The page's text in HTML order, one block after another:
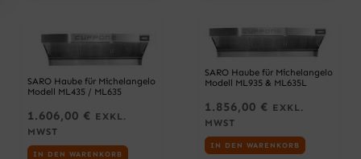
R
P
R
S
S
I
S
1
SARO Haube für Michelangelo
Modell ML435 / ML635
1.606,00 € EXKL.
MWST
IN DEN WARENKORB
SARO Haube für Michelangelo
Modell ML935 & ML635L
1.856,00 € EXKL.
MWST
IN DEN WARENKORB